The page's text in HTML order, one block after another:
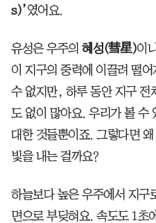
s)’였어요.
유성은 우주의 혜성(彗星)이
이 지구의 중력에 이끌려 떨
수 없지만, 하루 동안 지구 전
도 없이 많아요. 우리가 볼 수
대한 것들뿐이죠. 그렇다면
빛을 내는 걸까요?
하늘보다 높은 우주에서 지구
면으로 부딪혀요. 속도도 1초